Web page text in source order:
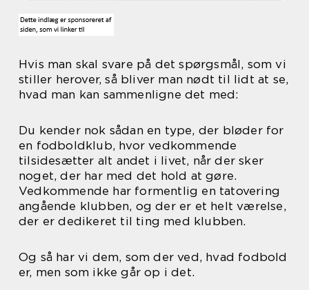
Hvis man skal svare på det spørgsmål, som vi
stiller herover, så bliver man nødt til lidt at se,
hvad man kan sammenligne det med:
Du kender nok sådan en type, der bløder for
en fodboldklub, hvor vedkommende
tilsidesætter alt andet i livet, når der sker
noget, der har med det hold at gøre.
Vedkommende har formentlig en tatovering
angående klubben, og der er et helt værelse,
der er dedikeret til ting med klubben.
Og så har vi dem, som der ved, hvad fodbold
er, men som ikke går op i det.